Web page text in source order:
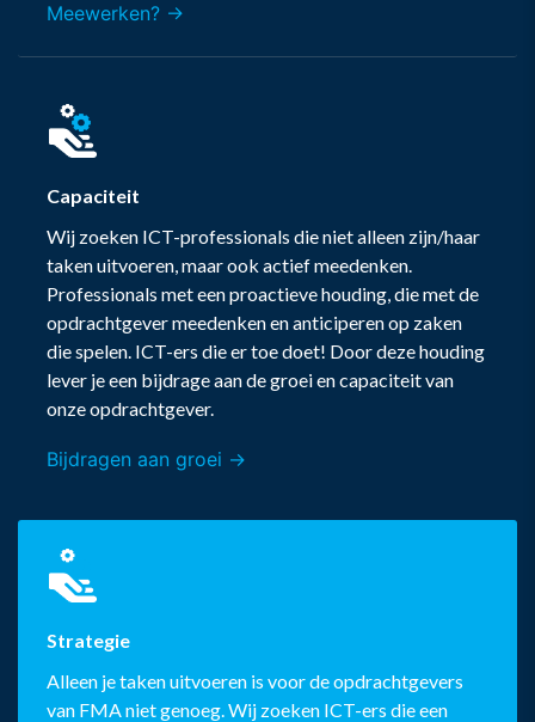
Meewerken? →
Capaciteit
Wij zoeken ICT-professionals die niet alleen zijn/haar
taken uitvoeren, maar ook actief meedenken.
Professionals met een proactieve houding, die met de
opdrachtgever meedenken en anticiperen op zaken
die spelen. ICT-ers die er toe doet! Door deze houding
lever je een bijdrage aan de groei en capaciteit van
onze opdrachtgever.
Bijdragen aan groei →
Strategie
Alleen je taken uitvoeren is voor de opdrachtgevers
van FMA niet genoeg. Wij zoeken ICT-ers die een